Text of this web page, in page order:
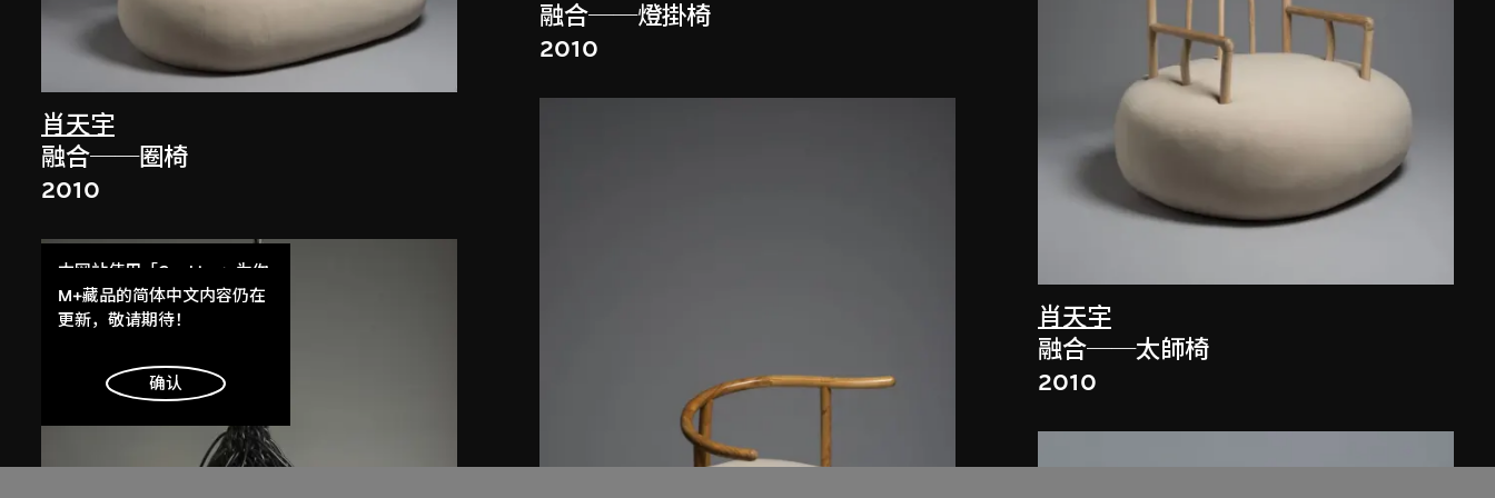
肖天宇
融合──圈椅
2010
融合──燈掛椅
2010
肖天宇
融合──太師椅
2010
本网站使用「Cookies」为你
提供最好的网站体验。
了解更多
明白
M+藏品的简体中文内容仍在
更新，敬请期待！
确认